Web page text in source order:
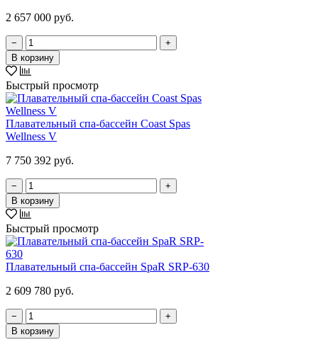
2 657 000 руб.
−
+
В корзину
Быстрый просмотр
Плавательный спа-бассейн Coast Spas
Wellness V
7 750 392 руб.
−
+
В корзину
Быстрый просмотр
Плавательный спа-бассейн SpaR SRP-630
2 609 780 руб.
−
+
В корзину